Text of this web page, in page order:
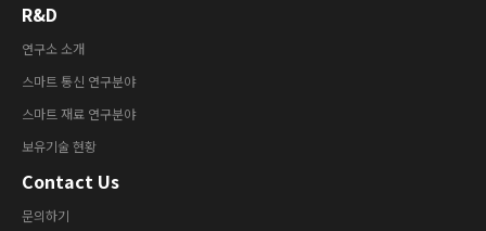
R&D
연구소 소개
스마트 통신 연구분야
스마트 재료 연구분야
보유기술 현황
Contact Us
문의하기